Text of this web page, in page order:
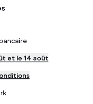
et le 14 août